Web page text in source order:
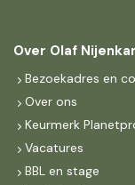
Over Olaf
Bezoekadres en
Over ons
Keurmerk
Vacatures
BBL en stage